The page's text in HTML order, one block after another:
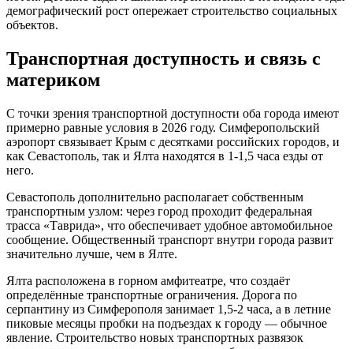
демографический рост опережает строительство социальных
объектов.
Транспортная доступность и связь с
материком
С точки зрения транспортной доступности оба города имеют
примерно равные условия в 2026 году. Симферопольский
аэропорт связывает Крым с десятками российских городов, и
как Севастополь, так и Ялта находятся в 1-1,5 часа езды от
него.
Севастополь дополнительно располагает собственным
транспортным узлом: через город проходит федеральная
трасса «Таврида», что обеспечивает удобное автомобильное
сообщение. Общественный транспорт внутри города развит
значительно лучше, чем в Ялте.
Ялта расположена в горном амфитеатре, что создаёт
определённые транспортные ограничения. Дорога по
серпантину из Симферополя занимает 1,5-2 часа, а в летние
пиковые месяцы пробки на подъездах к городу — обычное
явление. Строительство новых транспортных развязок